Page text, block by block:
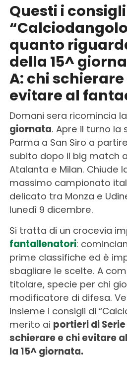
Questi i
quanto
della 15^
A: chi schierare
evitare al
Domani sera ricomincia la
giornata. Apre il turno la
Parma a San Siro a
subito dopo il big match
Atalanta e Milan. Chiude
massimo campionato
delicato tra Monza e
lunedì 9 dicembre.
Si tratta di un crocevia
fantallenatori:
prime classifiche ed è
sbagliare le scelte. A
titolare, specie per chi
modificatore di difesa.
insieme i consigli di
merito ai portieri di
schierare e chi evitare
la 15^ giornata.